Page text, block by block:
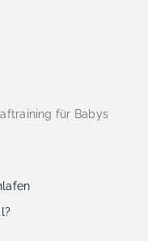
für Babys